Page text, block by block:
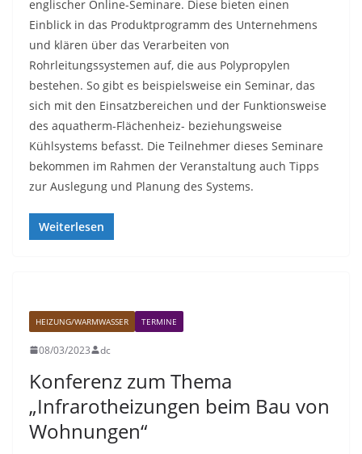
englischer Online-Seminare. Diese bieten einen
Einblick in das Produktprogramm des Unternehmens
und klären über das Verarbeiten von
Rohrleitungssystemen auf, die aus Polypropylen
bestehen. So gibt es beispielsweise ein Seminar, das
sich mit den Einsatzbereichen und der Funktionsweise
des aquatherm-Flächenheiz- beziehungsweise
Kühlsystems befasst. Die Teilnehmer dieses Seminare
bekommen im Rahmen der Veranstaltung auch Tipps
zur Auslegung und Planung des Systems.
Weiterlesen
HEIZUNG/WARMWASSER TERMINE
08/03/2023 dc
Konferenz zum Thema
„Infrarotheizungen beim Bau von
Wohnungen“